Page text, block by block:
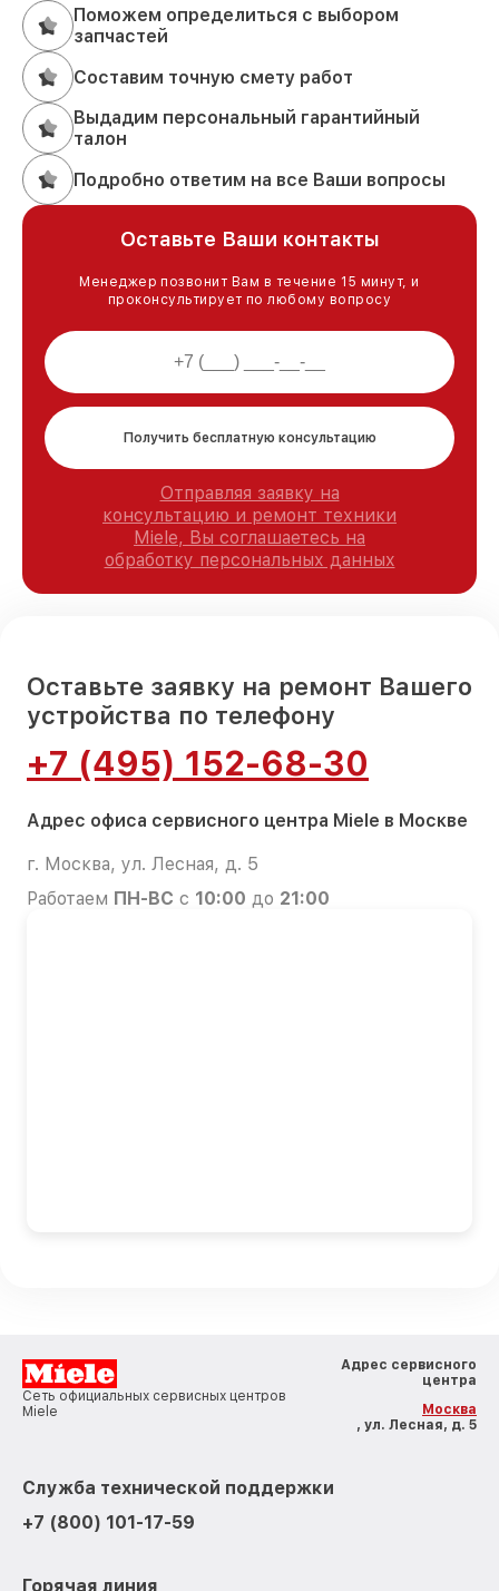
Поможем определиться с выбором
запчастей
Составим точную смету работ
Выдадим персональный гарантийный
талон
Подробно ответим на все Ваши вопросы
Оставьте Ваши контакты
Менеджер позвонит Вам в течение 15 минут, и
проконсультирует по любому вопросу
Получить бесплатную консультацию
Отправляя заявку на
консультацию и ремонт техники
Miele, Вы соглашаетесь на
обработку персональных данных
Оставьте заявку на ремонт Вашего
устройства по телефону
+7 (495) 152-68-30
Адрес офиса сервисного центра Miele в Москве
г. Москва, ул. Лесная, д. 5
Работаем ПН-ВС с 10:00 до 21:00
Сеть официальных сервисных центров
Miele
Адрес сервисного
центра
Москва
, ул. Лесная, д. 5
Служба технической поддержки
+7 (800) 101-17-59
Горячая линия